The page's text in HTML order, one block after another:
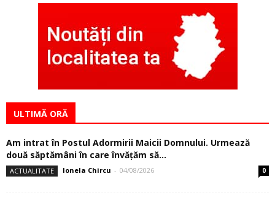
ULTIMĂ ORĂ
Am intrat în Postul Adormirii Maicii Domnului. Urmează
două săptămâni în care învăţăm să...
ACTUALITATE Ionela Chircu - 04/08/2026 0